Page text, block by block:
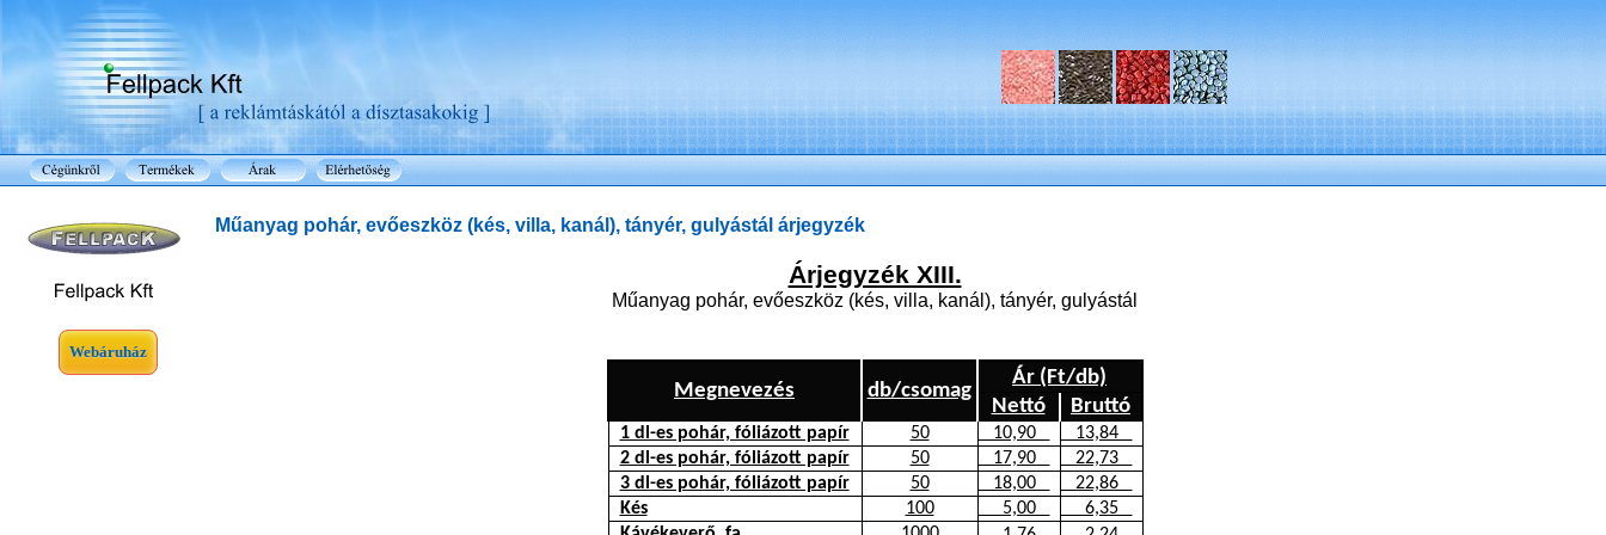
Webáruház
Műanyag pohár, evőeszköz (kés, villa, kanál), tányér, gulyástál árjegyzék
Árjegyzék XIII.
Műanyag pohár, evőeszköz (kés, villa, kanál), tányér, gulyástál
Megnevezés db/csomag
Ár (Ft/db)
Nettó
Bruttó
1 dl-es pohár, fóliázott papír 50 10,90
13,84
2 dl-es pohár, fóliázott papír
50 17,90
22,73
3 dl-es pohár, fóliázott papír
50 18,00
22,86
Kés
100 5,00
6,35